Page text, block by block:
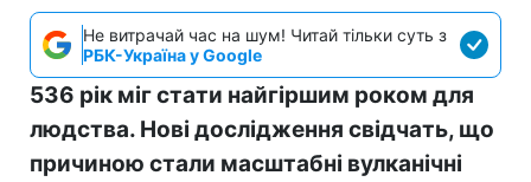
Не витрачай час на шум! Читай тільки суть з
РБК-Україна у Google
536 рік міг стати найгіршим роком для
людства. Нові дослідження свідчать, що
причиною стали масштабні вулканічні